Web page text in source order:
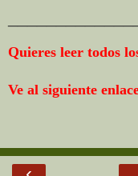
Quieres leer todos
Ve al siguiente